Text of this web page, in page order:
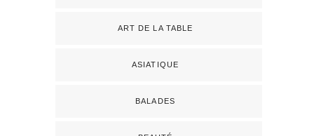
ART DE LA TABLE
ASIATIQUE
BALADES